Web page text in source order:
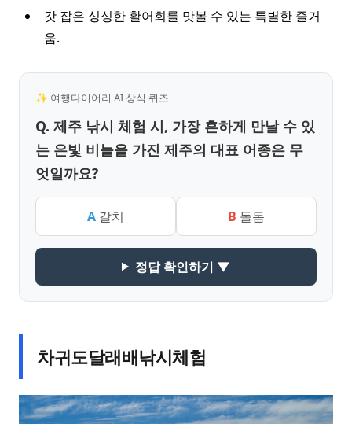
갓 잡은 싱싱한 활어회를 맛볼 수 있는 특별한 즐거
움.
✨ 여행다이어리 AI 상식 퀴즈
Q. 제주 낚시 체험 시, 가장 흔하게 만날 수 있
는 은빛 비늘을 가진 제주의 대표 어종은 무
엇일까요?
A 갈치 B 돌돔
정답 확인하기 ▼
차귀도달래배낚시체험